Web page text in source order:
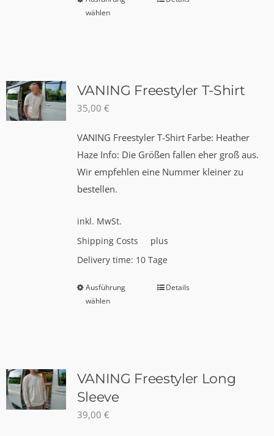
wählen
auf.
können
auf
der
VANING Freestyler T-Shirt
35,00 €
VANING Freestyler T-Shirt Farbe: Heather
Haze Info: Die Größen fallen eher groß aus.
Wir empfehlen eine Nummer kleiner zu
bestellen.
inkl. MwSt.
plus
Shipping Costs
Delivery time: 10 Tage
Ausführung
wählen
Dieses
auf.
Details
VANING Freestyler Long
Sleeve
39,00 €